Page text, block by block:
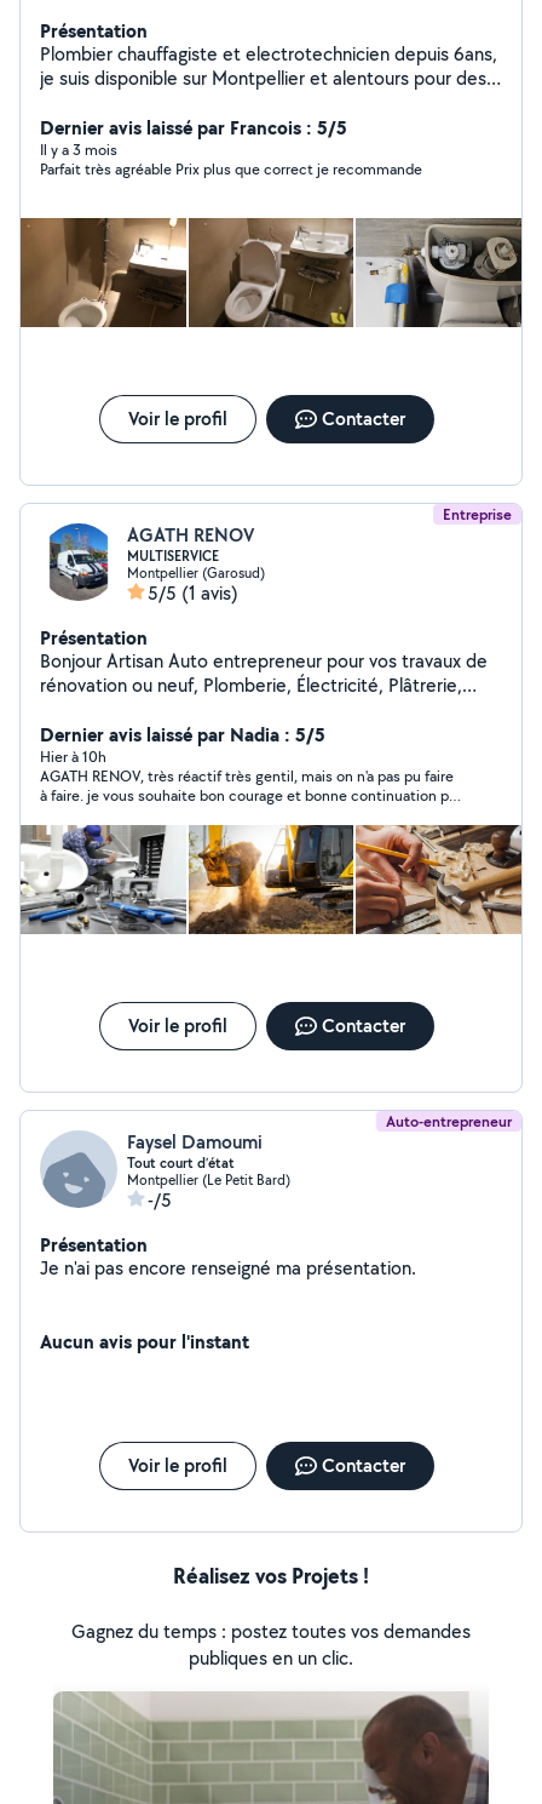
Présentation
Plombier chauffagiste et electrotechnicien depuis 6ans,
je suis disponible sur Montpellier et alentours pour des
chasse d'eau, remplacement cumulus. Pose et
diagnostic/réparation climatisation Intervention pour
tout problèmes lié à l'assainissement, débouchage,
septique. Installation solaire hydraulique Remplacement
et entretien pompe de forage, piscine et groupe de
surpression. Vous pouvez me contacter directement,
disponible les week-end et en fin de journée !
O648731043 N'hésitez pas à me contacter.
Dernier avis laissé par Francois : 5/5
Il y a 3 mois
Parfait très agréable Prix plus que correct je recommande
Voir le profil Contacter
Entreprise
AGATH RENOV
MULTISERVICE
Montpellier (Garosud)
5/5 (1 avis)
Présentation
Bonjour Artisan Auto entrepreneur pour vos travaux de
rénovation ou neuf, Plomberie, Électricité, Plâtrerie,
prestation Appartement et Maison Debarras Mise en
déchetterie de vos déchets encombrants Location avec
chauffeur de camion Remorquage Depannage
automobile, moto, quad. Location Muni pelle avec
technicien pour vos terrassement. Intervention 24/7 Ma
zone d Intervention sur le département de l Herault. A
très bientôt.
Dernier avis laissé par Nadia : 5/5
Hier à 10h
AGATH RENOV, très réactif très gentil, mais on n'a pas pu faire
à faire. je vous souhaite bon courage et bonne continuation par
Voir le profil Contacter
Auto-entrepreneur
Faysel Damoumi
Tout court d’état
Montpellier (Le Petit Bard)
-/5
Présentation
Je n'ai pas encore renseigné ma présentation.
Aucun avis pour l'instant
Voir le profil Contacter
Réalisez vos Projets !
Gagnez du temps : postez toutes vos demandes
publiques en un clic.